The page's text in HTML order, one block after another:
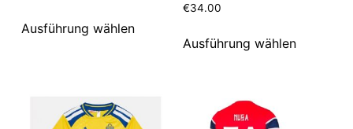
Ausführung wählen
€34.00
Ausführung wählen